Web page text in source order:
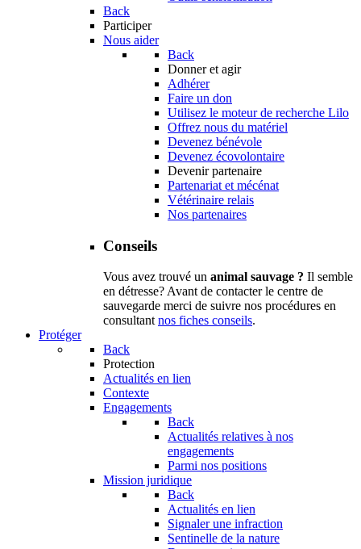
Back
Participer
Nous aider
Back
Donner et agir
Adhérer
Faire un don
Utilisez le moteur de recherche Lilo
Offrez nous du matériel
Devenez bénévole
Devenez écovolontaire
Devenir partenaire
Partenariat et mécénat
Vétérinaire relais
Nos partenaires
Conseils
Vous avez trouvé un animal sauvage ? Il semble
en détresse? Avant de contacter le centre de
sauvegarde merci de suivre nos procédures en
consultantnos fiches conseils.
Protéger
Back
Protection
Actualités en lien
Contexte
Engagements
Back
Actualités relatives à nos
engagements
Parmi nos positions
Mission juridique
Back
Actualités en lien
Signaler une infraction
Sentinelle de la nature